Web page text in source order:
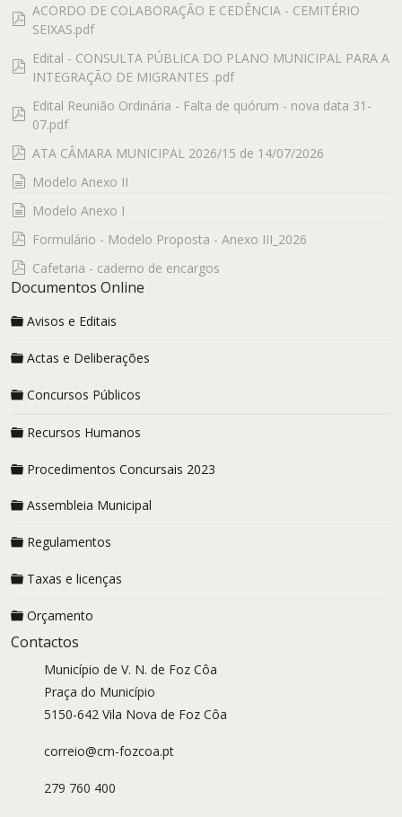
pdf
ACORDO DE COLABORAÇÃO E CEDÊNCIA - CEMITÉRIO
SEIXAS.pdf
pdf
Edital - CONSULTA PÚBLICA DO PLANO MUNICIPAL PARA A
INTEGRAÇÃO DE MIGRANTES .pdf
pdf
Edital Reunião Ordinária - Falta de quórum - nova data 31-
07.pdf
pdf
ATA CÂMARA MUNICIPAL 2026/15 de 14/07/2026
documento
Modelo Anexo II
documento
Modelo Anexo I
pdf
Formulário - Modelo Proposta - Anexo III_2026
pdf
Cafetaria - caderno de encargos
Documentos Online
Avisos e Editais
Actas e Deliberações
Concursos Públicos
Recursos Humanos
Procedimentos Concursais 2023
Assembleia Municipal
Regulamentos
Taxas e licenças
Orçamento
Contactos
Município de V. N. de Foz Côa
Praça do Município
5150-642 Vila Nova de Foz Côa
correio@cm-fozcoa.pt
279 760 400